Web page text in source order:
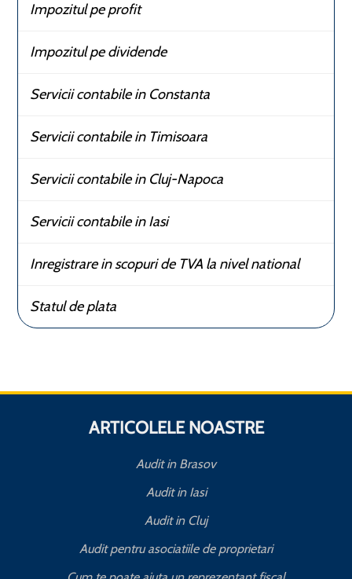
Impozitul pe profit
Impozitul pe dividende
Servicii contabile in Constanta
Servicii contabile in Timisoara
Servicii contabile in Cluj-Napoca
Servicii contabile in Iasi
Inregistrare in scopuri de TVA la nivel national
Statul de plata
ARTICOLELE NOASTRE
Audit in Brasov
Audit in Iasi
Audit in Cluj
Audit pentru asociatiile de proprietari